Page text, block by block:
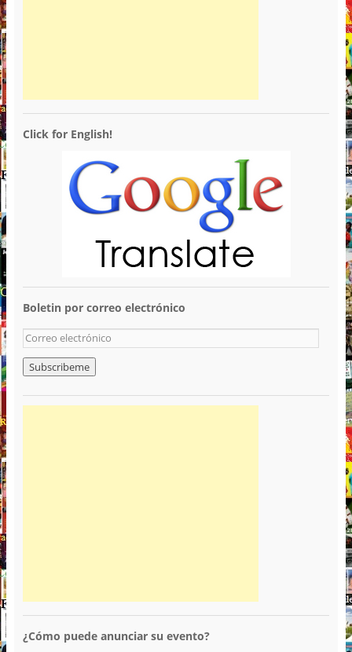
Click for English!
Boletin por correo electrónico
¿Cómo puede anunciar su evento?